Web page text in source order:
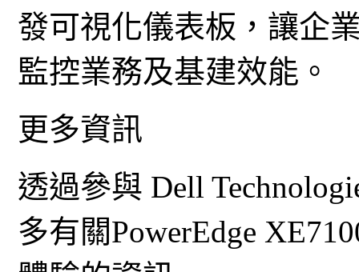
發可視化儀表板，讓企
監控業務及基建效能。
更多資訊
透過參與 Dell
多有關PowerEdge